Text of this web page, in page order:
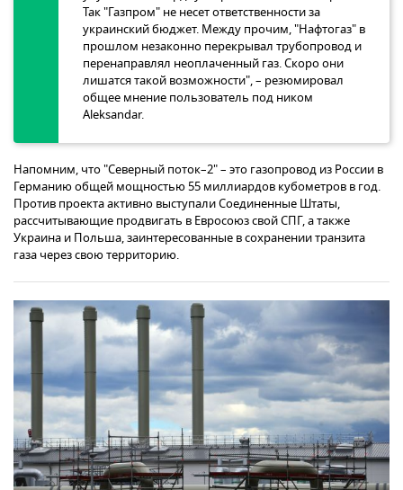
Так "Газпром" не несет ответственности за
украинский бюджет. Между прочим, "Нафтогаз" в
прошлом незаконно перекрывал трубопровод и
перенаправлял неоплаченный газ. Скоро они
лишатся такой возможности", – резюмировал
общее мнение пользователь под ником
Aleksandar.
Напомним, что "Северный поток–2" – это газопровод из России в
Германию общей мощностью 55 миллиардов кубометров в год.
Против проекта активно выступали Соединенные Штаты,
рассчитывающие продвигать в Евросоюз свой СПГ, а также
Украина и Польша, заинтересованные в сохранении транзита
газа через свою территорию.